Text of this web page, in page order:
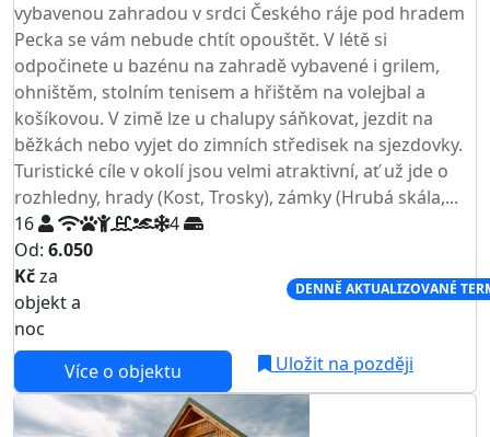
vybavenou zahradou v srdci Českého ráje pod hradem
Pecka se vám nebude chtít opouštět. V létě si
odpočinete u bazénu na zahradě vybavené i grilem,
ohništěm, stolním tenisem a hřištěm na volejbal a
košíkovou. V zimě lze u chalupy sáňkovat, jezdit na
běžkách nebo vyjet do zimních středisek na sjezdovky.
Turistické cíle v okolí jsou velmi atraktivní, ať už jde o
rozhledny, hrady (Kost, Trosky), zámky (Hrubá skála,...
16
4
Od: 6.050
Kčza
objekt a
noc
DENNĚ AKTUALIZOVANÉ
Více o objektu Uložit na později